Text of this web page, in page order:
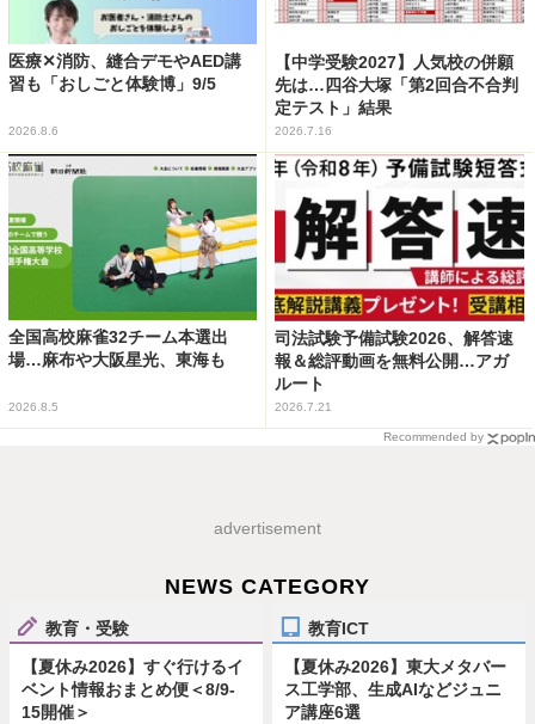
医療✕消防、縫合デモやAED講
習も「おしごと体験博」9/5
2026.8.6
【中学受験2027】人気校の併願
先は…四谷大塚「第2回合不合判
定テスト」結果
2026.7.16
全国高校麻雀32チーム本選出
場…麻布や大阪星光、東海も
2026.8.5
司法試験予備試験2026、解答速
報＆総評動画を無料公開…アガ
ルート
2026.7.21
Recommended by
advertisement
NEWS CATEGORY
教育・受験
【夏休み2026】すぐ行けるイ
ベント情報おまとめ便＜8/9-
15開催＞
教育ICT
【夏休み2026】東大メタバー
ス工学部、生成AIなどジュニ
ア講座6選